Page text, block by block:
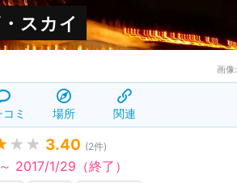
スカイ
画像:
ミ 場所 関連
★★ 3.40 (2件)
2017/1/29（終了）